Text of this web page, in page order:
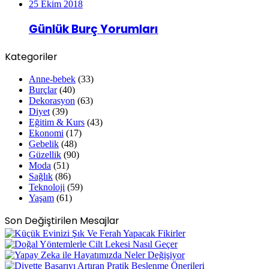
25 Ekim 2018
Günlük Burç Yorumları
Kategoriler
Anne-bebek (33)
Burçlar(40)
Dekorasyon (63)
Diyet (39)
Eğitim & Kurs (43)
Ekonomi (17)
Gebelik (48)
Güzellik (90)
Moda (51)
Sağlık (86)
Teknoloji (59)
Yaşam (61)
Son Değiştirilen Mesajlar